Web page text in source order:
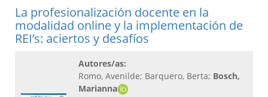
La profesionalización docente en la
modalidad online y la implementación de
REI’s: aciertos y desafíos
Autores/as:
Romo, Avenilde; Barquero, Berta; Bosch,
Marianna